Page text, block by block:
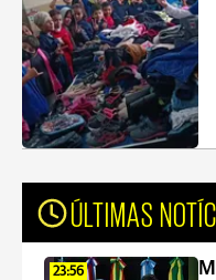
ÚLTIMAS
23:56